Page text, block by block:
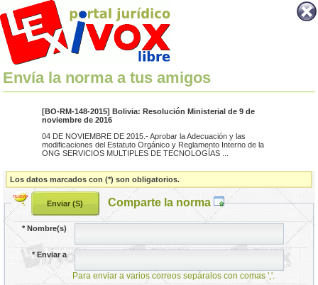
Envía la norma a tus amigos
[BO-RM-148-2015] Bolivia: Resolución Ministerial de 9 de
noviembre de 2016
04 DE NOVIEMBRE DE 2015.- Aprobar la Adecuación y las
modificaciones del Estatuto Orgánico y Reglamento Interno de la
ONG SERVICIOS MULTIPLES DE TECNOLOGÍAS ...
Los datos marcados con (*) son obligatorios.
Comparte la norma
*Nombre(s)
*Enviar a
Para enviar a varios correos sepáralos con comas ','.